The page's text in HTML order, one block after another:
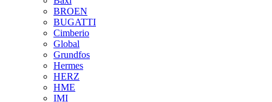
BROEN
BUGATTI
Cimberio
Global
Grundfos
Hermes
HERZ
HME
IMI